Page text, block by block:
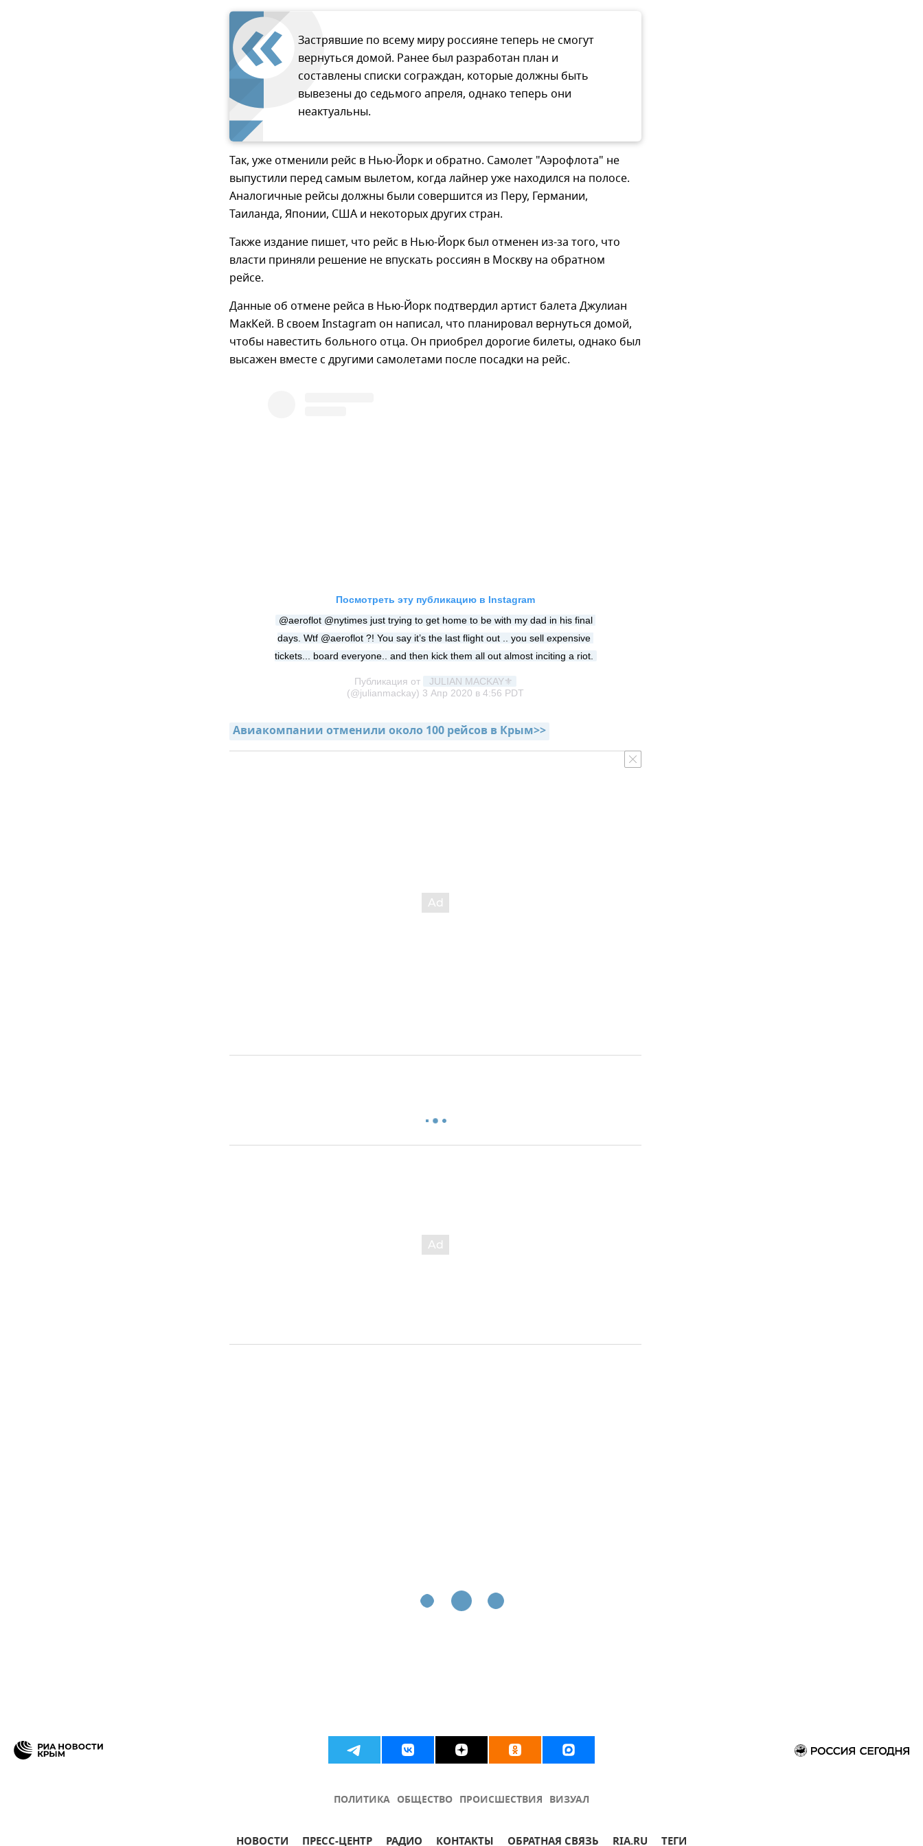
Застрявшие по всему миру россияне теперь не смогут
вернуться домой. Ранее был разработан план и
составлены списки сограждан, которые должны быть
вывезены до седьмого апреля, однако теперь они
неактуальны.
Так, уже отменили рейс в Нью-Йорк и обратно. Самолет "Аэрофлота" не
выпустили перед самым вылетом, когда лайнер уже находился на полосе.
Аналогичные рейсы должны были совершится из Перу, Германии,
Таиланда, Японии, США и некоторых других стран.
Также издание пишет, что рейс в Нью-Йорк был отменен из-за того, что
власти приняли решение не впускать россиян в Москву на обратном
рейсе.
Данные об отмене рейса в Нью-Йорк подтвердил артист балета Джулиан
МакКей. В своем Instagram он написал, что планировал вернуться домой,
чтобы навестить больного отца. Он приобрел дорогие билеты, однако был
высажен вместе с другими самолетами после посадки на рейс.
Посмотреть эту публикацию в Instagram
@aeroflot @nytimes just trying to get home to be with my dad in his final
days. Wtf @aeroflot ?! You say it’s the last flight out .. you sell expensive
tickets... board everyone.. and then kick them all out almost inciting a riot.
Публикация от
JULIAN MACKAY⚜️
(@julianmackay) 3 Апр 2020 в 4:56 PDT
Авиакомпании отменили около 100 рейсов в Крым>>
ПОЛИТИКА ОБЩЕСТВО ПРОИСШЕСТВИЯ ВИЗУАЛ
НОВОСТИ ПРЕСС-ЦЕНТР РАДИО КОНТАКТЫ ОБРАТНАЯ СВЯЗЬ RIA.RU ТЕГИ